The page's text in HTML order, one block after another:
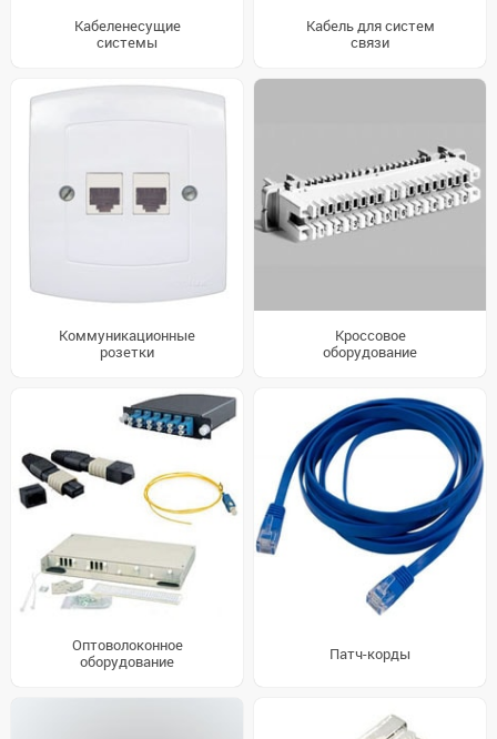
Кабеленесущие
системы
Кабель для систем
связи
Коммуникационные
розетки
Кроссовое
оборудование
Оптоволоконное
оборудование
Патч-корды